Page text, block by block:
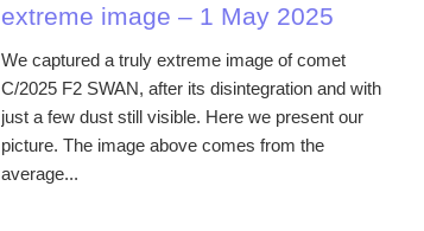
extreme image – 1 May 2025
We captured a truly extreme image of comet
C/2025 F2 SWAN, after its disintegration and with
just a few dust still visible. Here we present our
picture. The image above comes from the
average...